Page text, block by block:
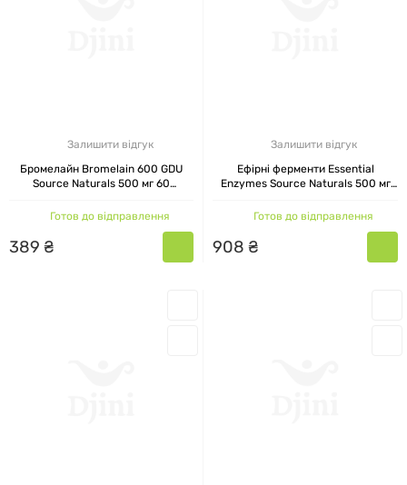
Залишити відгук
Бромелайн Bromelain 600 GDU
Source Naturals 500 мг 60
Готов до відправлення
389 ₴
Залишити відгук
Ефірні ферменти Essential
Enzymes Source Naturals 500 мг
Готов до відправлення
908 ₴